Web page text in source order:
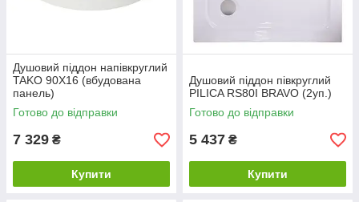
Душовий піддон напівкруглий
TAKO 90X16 (вбудована
панель)
Готово до відправки
7 329 ₴
Купити
Душовий піддон півкруглий
PILICA RS80I BRAVO (2уп.)
Готово до відправки
5 437 ₴
Купити